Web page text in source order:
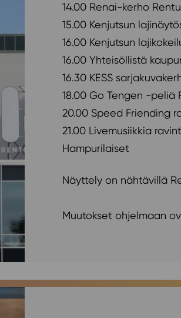
14.00 Renai-kerho
15.00 Kenjutsun
16.00 Kenjutsun
16.00 Yhteisöllistä
16.30 KESS
18.00 Go Tengen -peliä
20.00 Speed Friending
21.00 Livemusiikkia
Hampurilaiset
Näyttely on nähtävillä
Muutokset ohjelmaan